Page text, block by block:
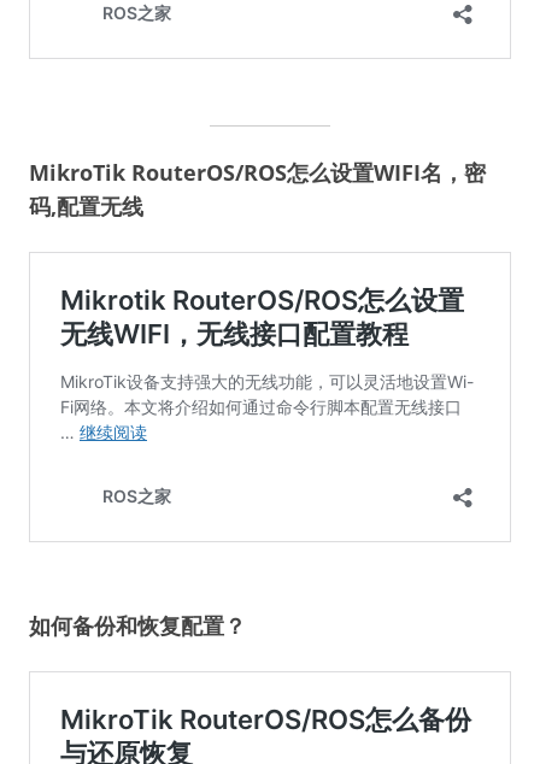
MikroTik RouterOS/ROS怎么设置WIFI名，密
码,配置无线
如何备份和恢复配置？